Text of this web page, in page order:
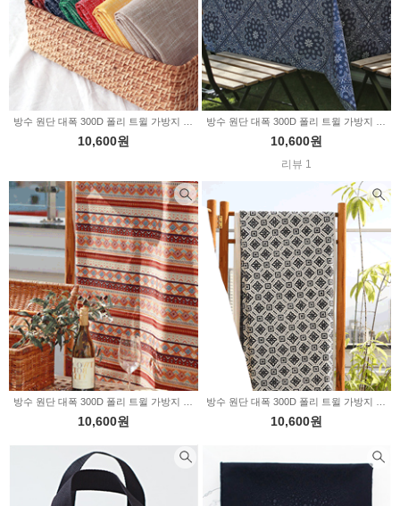
방수 원단 대폭 300D 폴리 트윌 가방지 텍스쳐무지 7color 2233095
10,600원
방수 원단 대폭 300D 폴리 트윌 가방지 100 반다나모티프 네이비 2233093
10,600원
리뷰 1
10,600원 10,600원